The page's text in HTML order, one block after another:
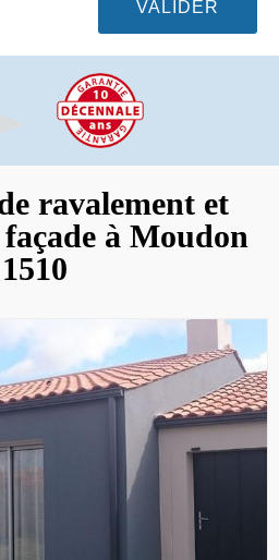
ravalement et
à Moudon
1510